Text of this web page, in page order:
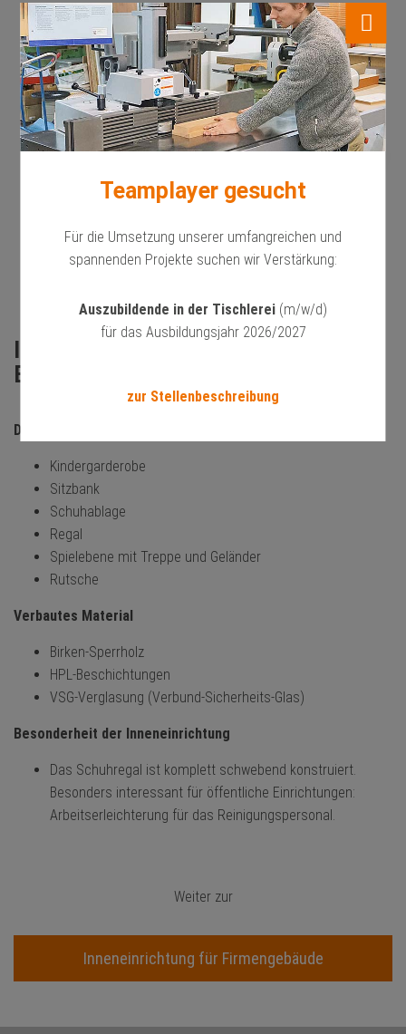
Bad Iburg, Landkreis Osnabrück
Diese Einrichtungs-Elemente haben wir realisiert
Kindergarderobe
Sitzbank
Schuhablage
Regal
Spielebene mit Treppe und Geländer
Rutsche
Verbautes Material
Birken-Sperrholz
HPL-Beschichtungen
VSG-Verglasung (Verbund-Sicherheits-Glas)
Besonderheit der Inneneinrichtung
Das Schuhregal ist komplett schwebend konstruiert.
Besonders interessant für öffentliche Einrichtungen:
Arbeitserleichterung für das Reinigungspersonal.
Weiter zur
Inneneinrichtung für Firmengebäude
Teamplayer gesucht
Für die Umsetzung unserer umfangreichen und
spannenden Projekte suchen wir Verstärkung:
Auszubildende in der Tischlerei (m/w/d)
für das Ausbildungsjahr 2026/2027
zur Stellenbeschreibung